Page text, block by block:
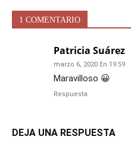
1 COMENTARIO
Patricia Suárez
marzo 6, 2020 En 19:59
Maravilloso 😀
Respuesta
DEJA UNA RESPUESTA